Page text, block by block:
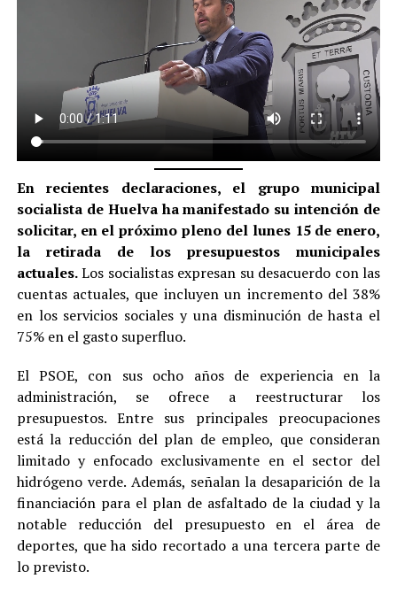
En recientes declaraciones, el grupo municipal
socialista de Huelva ha manifestado su intención de
solicitar, en el próximo pleno del lunes 15 de enero,
la retirada de los presupuestos municipales
actuales.Los socialistas expresan su desacuerdo con las
cuentas actuales, que incluyen un incremento del 38%
en los servicios sociales y una disminución de hasta el
75% en el gasto superfluo.
El PSOE, con sus ocho años de experiencia en la
administración, se ofrece a reestructurar los
presupuestos. Entre sus principales preocupaciones
está la reducción del plan de empleo, que consideran
limitado y enfocado exclusivamente en el sector del
hidrógeno verde. Además, señalan la desaparición de la
financiación para el plan de asfaltado de la ciudad y la
notable reducción del presupuesto en el área de
deportes, que ha sido recortado a una tercera parte de
lo previsto.